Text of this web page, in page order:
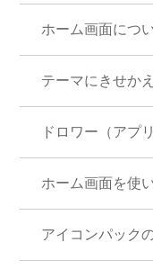
ホーム画面につ
テーマにきせか
ドロワー（アプ
ホーム画面を使
アイコンパック